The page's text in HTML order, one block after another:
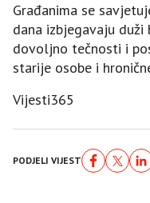
Građanima se
dana izbjegavaju duži
dovoljno tečnosti i
starije osobe i
Vijesti365
PODJELI VIJEST